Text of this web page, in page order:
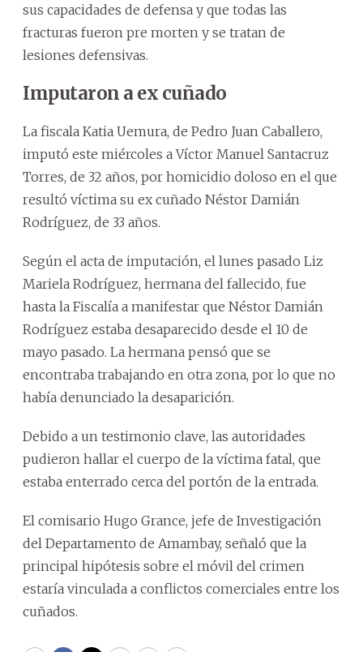
sus capacidades de defensa y que todas las
fracturas fueron pre morten y se tratan de
lesiones defensivas.
Imputaron a ex cuñado
La fiscala Katia Uemura, de Pedro Juan Caballero,
imputó este miércoles a Víctor Manuel Santacruz
Torres, de 32 años, por homicidio doloso en el que
resultó víctima su ex cuñado Néstor Damián
Rodríguez, de 33 años.
Según el acta de imputación, el lunes pasado Liz
Mariela Rodríguez, hermana del fallecido, fue
hasta la Fiscalía a manifestar que Néstor Damián
Rodríguez estaba desaparecido desde el 10 de
mayo pasado. La hermana pensó que se
encontraba trabajando en otra zona, por lo que no
había denunciado la desaparición.
Debido a un testimonio clave, las autoridades
pudieron hallar el cuerpo de la víctima fatal, que
estaba enterrado cerca del portón de la entrada.
El comisario Hugo Grance, jefe de Investigación
del Departamento de Amambay, señaló que la
principal hipótesis sobre el móvil del crimen
estaría vinculada a conflictos comerciales entre los
cuñados.